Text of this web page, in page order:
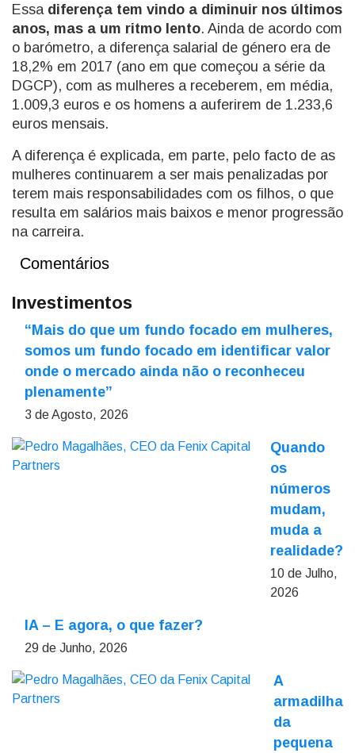
Essa diferença tem vindo a diminuir nos últimos
anos, mas a um ritmo lento. Ainda de acordo com
o barómetro, a diferença salarial de género era de
18,2% em 2017 (ano em que começou a série da
DGCP), com as mulheres a receberem, em média,
1.009,3 euros e os homens a auferirem de 1.233,6
euros mensais.
A diferença é explicada, em parte, pelo facto de as
mulheres continuarem a ser mais penalizadas por
terem mais responsabilidades com os filhos, o que
resulta em salários mais baixos e menor progressão
na carreira.
Comentários
Investimentos
“Mais do que um fundo focado em mulheres,
somos um fundo focado em identificar valor
onde o mercado ainda não o reconheceu
plenamente”
3 de Agosto, 2026
Quando
os
números
mudam,
muda a
realidade?
10 de Julho,
2026
IA – E agora, o que fazer?
29 de Junho, 2026
A
armadilha
da
pequena